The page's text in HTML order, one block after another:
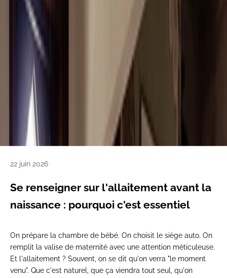
22 juin 2026
Se renseigner sur l'allaitement avant la
naissance : pourquoi c'est essentiel
On prépare la chambre de bébé. On choisit le siège auto. On
remplit la valise de maternité avec une attention méticuleuse.
Et l'allaitement ? Souvent, on se dit qu'on verra "le moment
venu". Que c'est naturel, que ça viendra tout seul, qu'on